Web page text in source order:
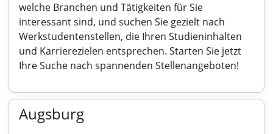
welche Branchen und Tätigkeiten für Sie
interessant sind, und suchen Sie gezielt nach
Werkstudentenstellen, die Ihren Studieninhalten
und Karrierezielen entsprechen. Starten Sie jetzt
Ihre Suche nach spannenden Stellenangeboten!
Augsburg